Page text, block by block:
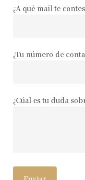
¿A qué mail te
¿Tu número de
¿Cúal es tu duda